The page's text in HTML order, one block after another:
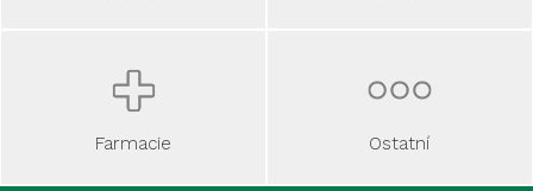
Farmacie Ostatní